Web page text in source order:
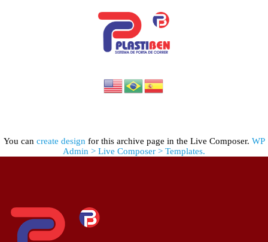
You can create design for this archive page in the Live Composer. WP
Admin > Live Composer > Templates.